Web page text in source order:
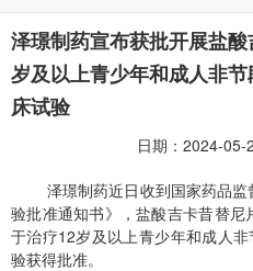
泽璟制药宣布获批开展盐
岁及以上青少年和成人非
床试验
日期：2024-
泽璟制药近日收到国家药品监
验批准通知书》，盐酸吉卡昔替
于治疗12岁及以上青少年和成人
验获得批准。